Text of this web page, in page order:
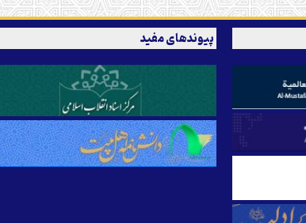
پیوندهای مفید